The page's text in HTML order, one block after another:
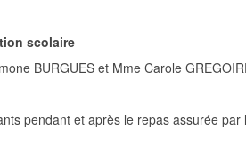
scolaire
BURGUES et Mme Carole
pendant et après le repas assurée